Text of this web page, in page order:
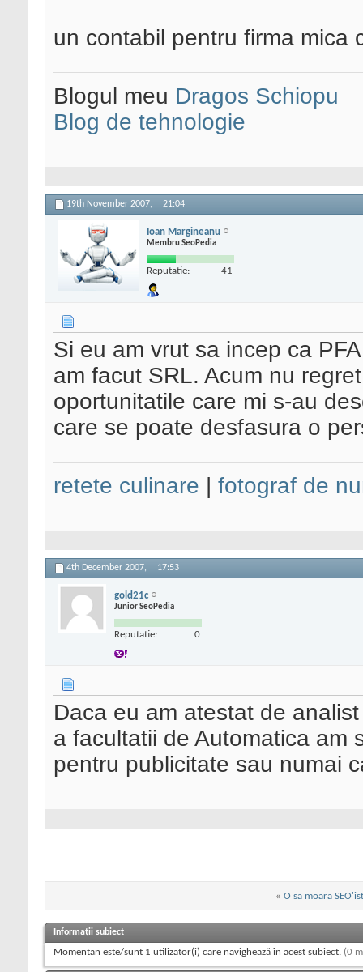
un contabil pentru firma mica
Blogul meu Dragos Schiopu
Blog de tehnologie
19th November 2007, 21:04
Ioan Margineanu
Membru SeoPedia
Reputatie: 41
Si eu am vrut sa incep ca
am facut SRL. Acum nu
oportunitatile care mi s-au
care se poate desfasura o
retete culinare fotograf de
4th December 2007, 17:53
gold21c
Junior SeoPedia
Reputatie: 0
Daca eu am atestat de
a facultatii de Automatica am
pentru publicitate sau numai
« O sa moara
Informații subiect
Momentan este/sunt 1 utilizator(i) care navighează în acest subiect. (0